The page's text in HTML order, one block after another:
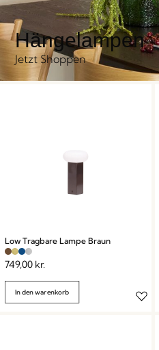
Hängelampen
Jetzt Shoppen
Low Tragbare Lampe Braun
749,00 kr.
In den warenkorb